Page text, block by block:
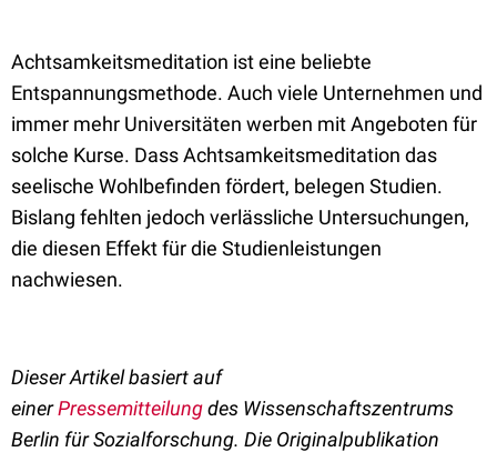
Achtsamkeitsmeditation ist eine beliebte
Entspannungsmethode. Auch viele Unternehmen und
immer mehr Universitäten werben mit Angeboten für
solche Kurse. Dass Achtsamkeitsmeditation das
seelische Wohlbefinden fördert, belegen Studien.
Bislang fehlten jedoch verlässliche Untersuchungen,
die diesen Effekt für die Studienleistungen
nachwiesen.
Dieser Artikel basiert auf
einerPressemitteilungdes Wissenschaftszentrums
Berlin für Sozialforschung. Die Originalpublikation